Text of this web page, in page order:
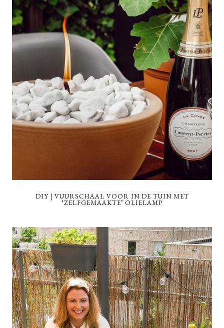
DIY | VUURSCHAAL VOOR IN DE TUIN MET
‘ZELFGEMAAKTE’ OLIELAMP